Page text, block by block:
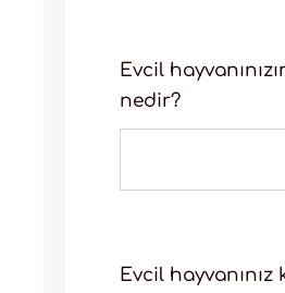
Evcil
nedir?
Evcil hayvanınız